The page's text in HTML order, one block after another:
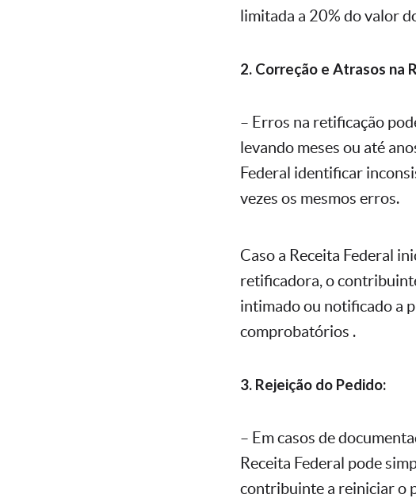
limitada a 20% do valor
2. Correção e Atrasos na
– Erros na retificação
levando meses ou até
Federal identificar
vezes os mesmos erros.
Caso a Receita Federal
retificadora, o
intimado ou notificado a
comprobatórios .
3. Rejeição do Pedido:
– Em casos de
Receita Federal pode
contribuinte a reiniciar o